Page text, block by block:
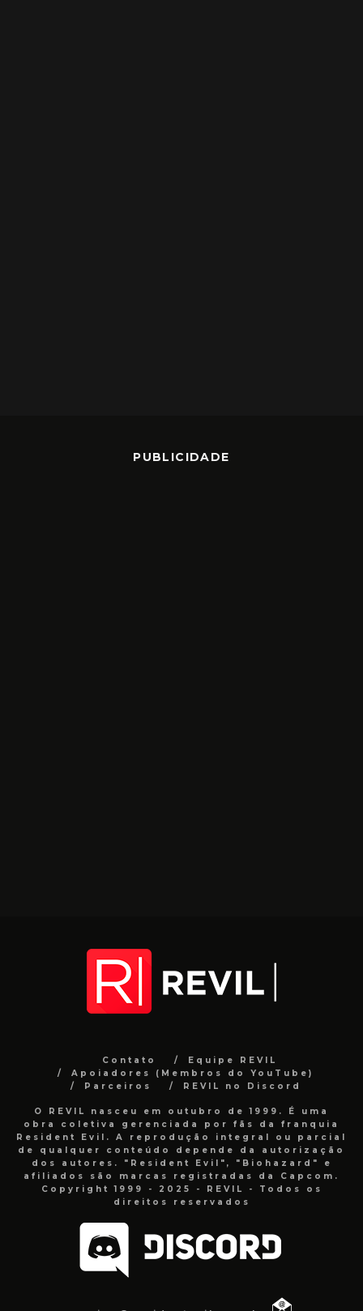
PUBLICIDADE
Contato
Equipe REVIL
Apoiadores (Membros do YouTube)
Parceiros
REVIL no Discord
O REVIL nasceu em outubro de 1999. É uma
obra coletiva gerenciada por fãs da franquia
Resident Evil. A reprodução integral ou parcial
de qualquer conteúdo depende da autorização
dos autores. "Resident Evil", "Biohazard" e
afiliados são marcas registradas da Capcom.
Copyright 1999 - 2025 - REVIL - Todos os
direitos reservados